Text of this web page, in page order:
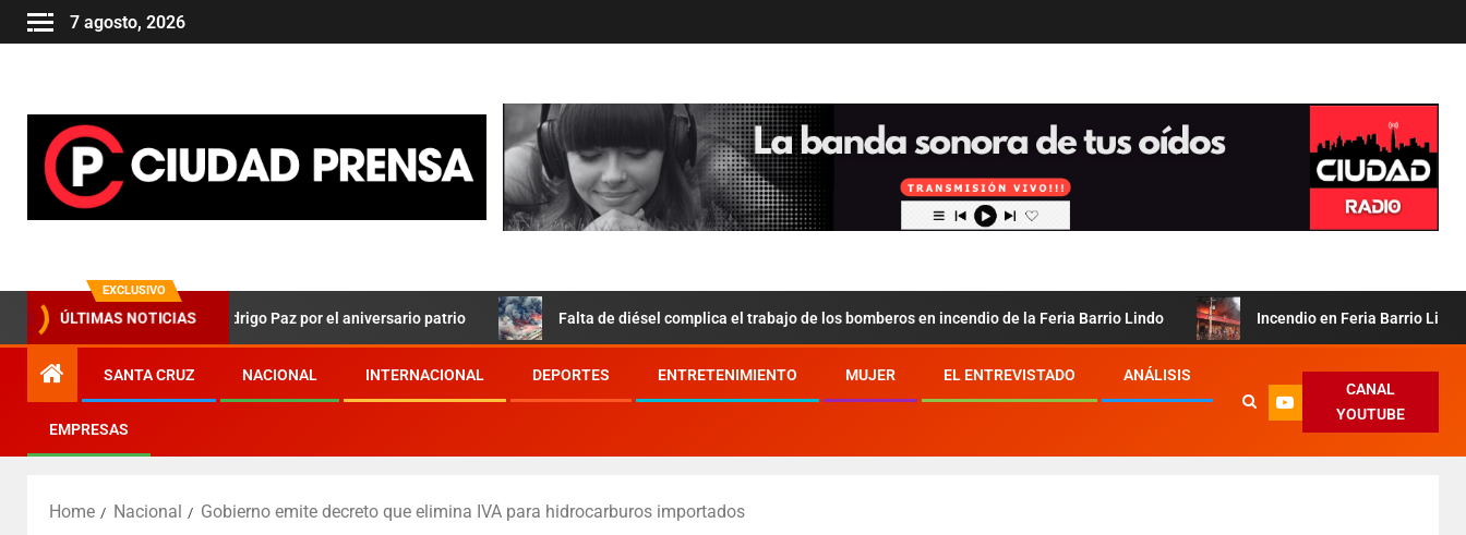
7 agosto, 2026
EXCLUSIVO
ÚLTIMAS NOTICIAS
en el mensaje de Rodrigo Paz por el aniversario patrio Falta de diésel complica el trabajo de los bomberos en incendio de la Feria Barrio Lindo Incendio en Feria Barrio Lindo: informe
SANTA CRUZ NACIONAL INTERNACIONAL DEPORTES ENTRETENIMIENTO MUJER EL ENTREVISTADO ANÁLISIS
EMPRESAS
CANAL
YOUTUBE
Home Nacional Gobierno emite decreto que elimina IVA para hidrocarburos importados